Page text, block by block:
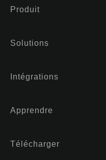
Produit
Solutions
Intégrations
Apprendre
Télécharger